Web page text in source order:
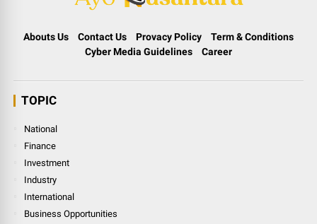
Abouts Us Contact Us Provacy Policy
Term & Conditions
Cyber Media Guidelines
Career
TOPIC
National
Finance
Investment
Industry
International
Business Opportunities